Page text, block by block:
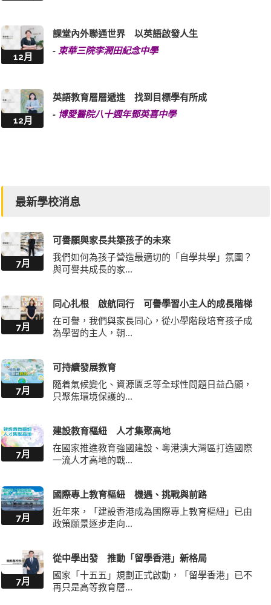
12月
課堂內外聯通世界 以英語啟發人生
- 東華三院李潤田紀念中學
12月
英語教育層層遞進 找到目標學有所成
- 博愛醫院八十週年鄧英喜中學
最新學校消息
7月
可譽願與家長共築孩子的未來
我們如何為孩子營造最適切的「自學共學」氛圍？
與可譽共成長的家...
7月
同心扎根 啟航同行 可譽學習小主人的成長階梯
在可譽，我們與家長同心，從小學階段培育孩子成
為學習的主人，朝...
7月
可持續發展教育
隨着氣候變化、資源匱乏等全球性問題日益凸顯，
只聚焦環境保護的...
7月
建設教育樞紐 人才集聚高地
在國家推進教育強國建設、粵港澳大灣區打造國際
一流人才高地的戰...
7月
國際專上教育樞紐 機遇、挑戰與前路
近年來，「建設香港成為國際專上教育樞紐」已由
政策願景逐步走向...
7月
從中學出發 推動「留學香港」新格局
國家「十五五」規劃正式啟動，「留學香港」已不
再只是高等教育層...